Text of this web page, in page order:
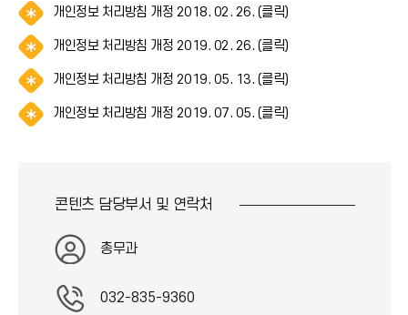
아
이
)
(
아
이
)
개인정보 처리방침 개정 2018. 02. 26. (클릭)알
(
아
이
개인정보 처리방침 개정 2019. 02. 26. (클릭)알
(
아
개인정보 처리방침 개정 2019. 05. 13. (클릭)알
(
개인정보 처리방침 개정 2019. 07. 05. (클릭)알
이
콘텐츠 담당부서 및 연락처
총무과
032-835-9360